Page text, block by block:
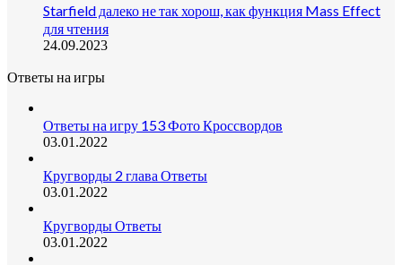
Starfield далеко не так хорош, как функция Mass Effect
для чтения
24.09.2023
Ответы на игры
Ответы на игру 153 Фото Кроссвордов
03.01.2022
Кругворды 2 глава Ответы
03.01.2022
Кругворды Ответы
03.01.2022